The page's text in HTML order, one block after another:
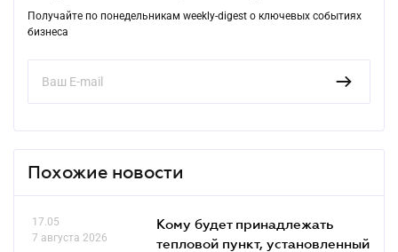
Получайте по понедельникам weekly-digest о ключевых событиях
бизнеса
Похожие новости
17.05
7 августа 2026
Кому будет принадлежать
тепловой пункт, установленный